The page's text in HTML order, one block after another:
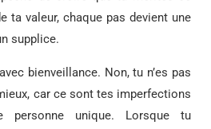
ta valeur, chaque pas devient une
supplice.
bienveillance. Non, tu n’es pas
car ce sont tes imperfections
unique. Lorsque tu